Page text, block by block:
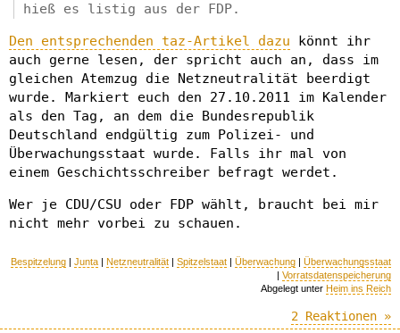
hieß es listig aus der FDP.
Den entsprechenden taz-Artikel dazu könnt ihr
auch gerne lesen, der spricht auch an, dass im
gleichen Atemzug die Netzneutralität beerdigt
wurde. Markiert euch den 27.10.2011 im Kalender
als den Tag, an dem die Bundesrepublik
Deutschland endgültig zum Polizei- und
Überwachungsstaat wurde. Falls ihr mal von
einem Geschichtsschreiber befragt werdet.
Wer je CDU/CSU oder FDP wählt, braucht bei mir
nicht mehr vorbei zu schauen.
Bespitzelung Junta Netzneutralität Spitzelstaat Überwachung
Überwachungsstaat
Vorratsdatenspeicherung
Abgelegt unter Heim ins Reich
2 Reaktionen »